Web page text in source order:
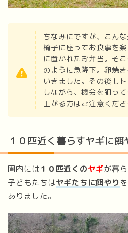
ちなみにですが、こんな
椅子に座ってお食事を
に置かれたお弁当。そ
のように急降下。卵焼
いきました。その後も
しながら、機会を狙っ
上がる方はご注意くださ
１０匹近く暮らすヤギに餌
園内には１０匹近くのヤギが暮
子どもたちはヤギたちに餌やり
ありました。